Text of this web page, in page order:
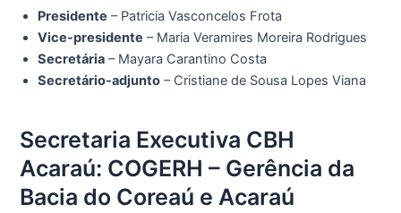
Presidente – Patricia Vasconcelos Frota
Vice-presidente – Maria Veramires Moreira Rodrigues
Secretária – Mayara Carantino Costa
Secretário-adjunto – Cristiane de Sousa Lopes Viana
Secretaria Executiva CBH
Acaraú: COGERH – Gerência da
Bacia do Coreaú e Acaraú